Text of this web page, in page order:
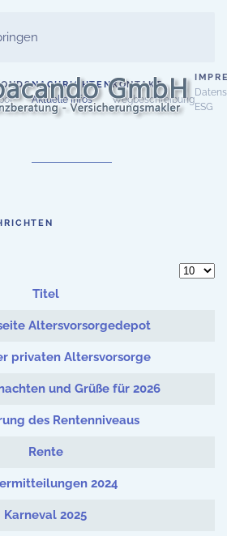
NACHRICHTEN
Aktuelle Infos
KONTAKT
Wegbeschreibung
ESG
Titel
Altersvorsorgedepot
privaten Altersvorsorge
und Grüße für 2026
des Rentenniveaus
Rente
2024
Karneval 2025